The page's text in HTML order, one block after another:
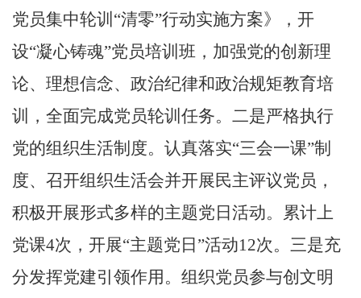
党员集中轮训 “清零”行动实施方案》，开
设“凝心铸魂”党员培训班，加强党的创新理
论、理想信念、政治纪律和政治规矩教育培
训，全面完成党员轮训任务。二是严格执行
党的组织生活制度。认真落实“三会一课”制
度、召开组织生活会并开展民主评议党员，
积极开展形式多样的主题党日活动。累计上
党课4次，开展“主题党日 ”活动12次。三是充
分发挥党建引领作用。组织党员参与创文明